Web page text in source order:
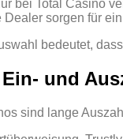
bei Total Casino
sorgen für
bedeutet,
und
sind lange